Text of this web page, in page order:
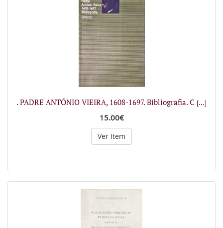
. PADRE ANTÓNIO VIEIRA, 1608-1697. Bibliografia. C [...]
15.00€
Ver Item